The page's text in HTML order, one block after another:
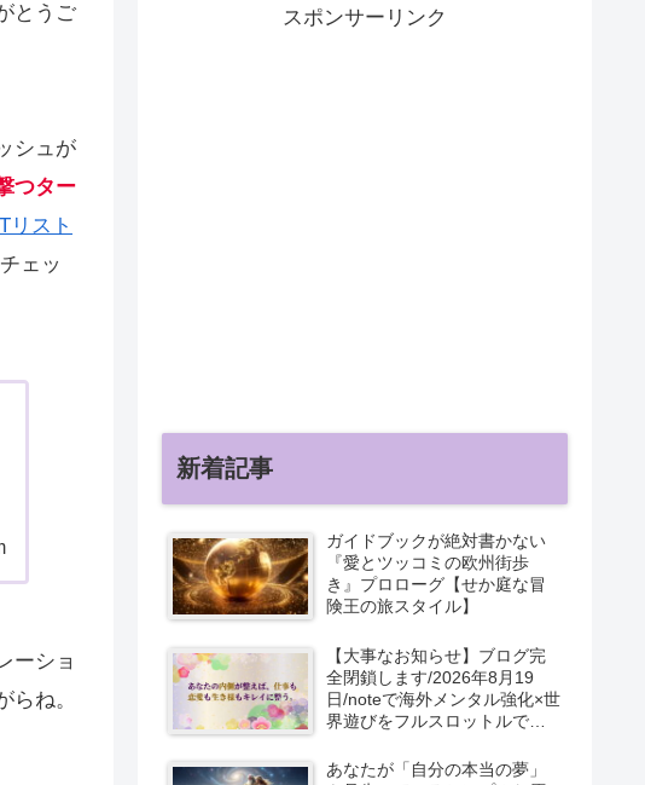
とうご
シュが
つター
リスト
ェッ
ーショ
ね。
スポンサーリンク
新着記事
ガイドブックが絶対書かない
『愛とツッコミの欧州街歩
き』プロローグ【せか庭な冒
険王の旅スタイル】
【大事なお知らせ】ブログ完
全閉鎖します/2026年8月19
日/noteで海外メンタル強化×世
界遊びをフルスロットルで書
あなたが「自分の本当の夢」